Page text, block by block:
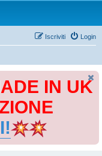
Login
Iscriviti
IN UK